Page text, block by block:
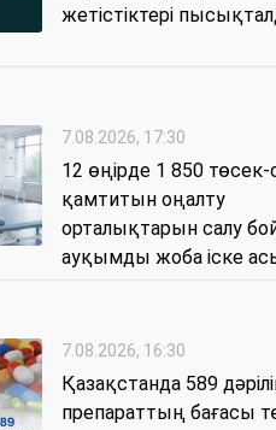
жетістіктері
7.08.2026, 17:30
12 өңірде 1 850
қамтитын оңалту
орталықтарын салу
ауқымды жоба іске
7.08.2026, 16:30
Қазақстанда 589
препараттың бағасы